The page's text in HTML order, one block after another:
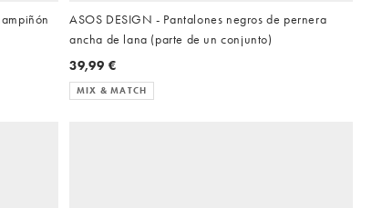
ASOS DESIGN - Pantalones negros de pernera
ancha de lana (parte de un conjunto)
39,99 €
MIX & MATCH